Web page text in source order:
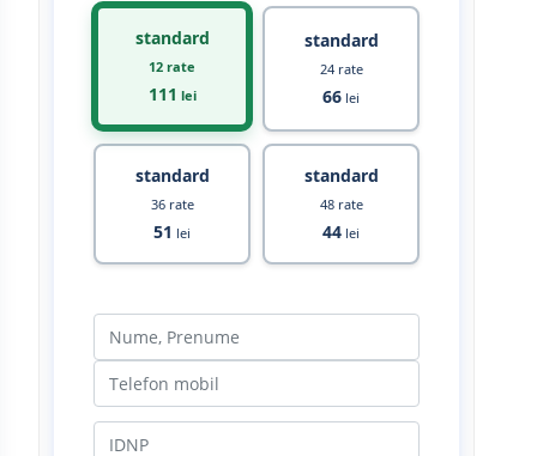
standard
12 rate
111 lei
standard
24 rate
66 lei
standard
36 rate
51 lei
standard
48 rate
44 lei